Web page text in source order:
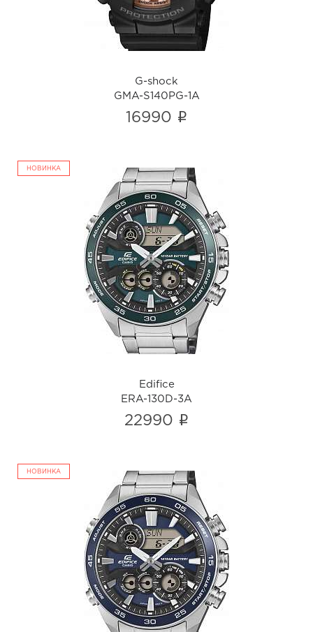
G-shock
GMA-S140PG-1A
16990 i
НОВИНКА
Edifice
ERA-130D-3A
i
Edifice
ERA-130D-3A
22990 i
НОВИНКА
Edifice
ERA-130D-2A
i